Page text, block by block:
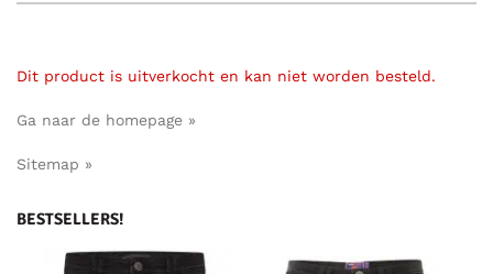
Dit product is uitverkocht en kan niet worden besteld.
Ga naar de homepage »
Sitemap »
BESTSELLERS!